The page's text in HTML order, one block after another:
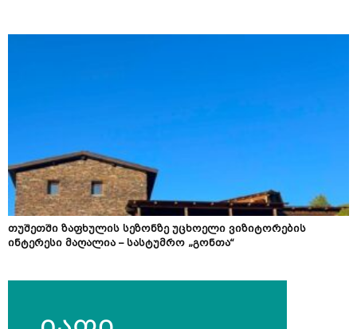
თუშეთში ზაფხულის სეზონზე უცხოელი ვიზიტორების
ინტერესი მაღალია – სასტუმრო „გონთა“